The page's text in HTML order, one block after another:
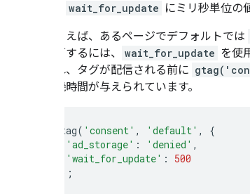
wait_for_update にミリ秒単位の
たとえば、あるページでデフォルトでは
許可するには、
wait_for_update を使
され、タグが配信される前に
待機時間が与えられています。
gtag( 'consent' , 'default' ,
{
'ad_storage' : 'denied' ,
'wait_for_update' :
500
});